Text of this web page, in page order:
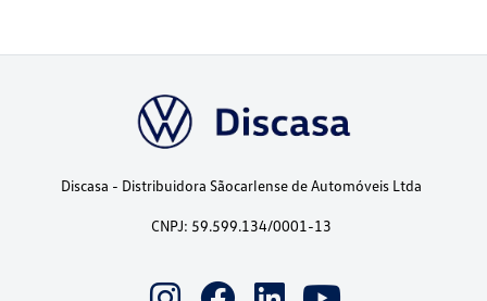
Discasa - Distribuidora Sãocarlense de Automóveis Ltda
CNPJ: 59.599.134/0001-13